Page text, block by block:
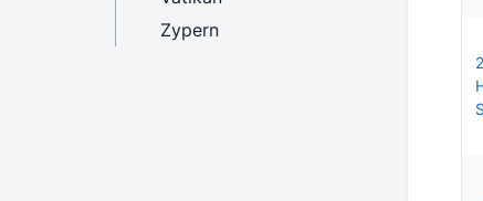
Zypern